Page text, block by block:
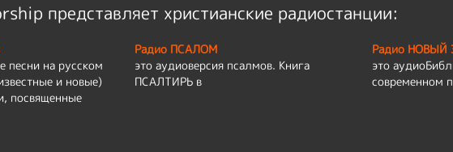
представляет христианские радиостанции:
песни на русском
и новые)
посвященные
Радио ПСАЛОМ
это аудиоверсия псалмов. Книга
ПСАЛТИРЬ в
Радио НОВЫЙ
это
современном